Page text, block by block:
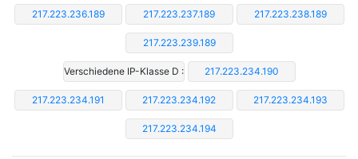
217.223.236.189 217.223.237.189 217.223.238.189
217.223.239.189
Verschiedene IP-Klasse D : 217.223.234.190
217.223.234.191 217.223.234.192 217.223.234.193
217.223.234.194